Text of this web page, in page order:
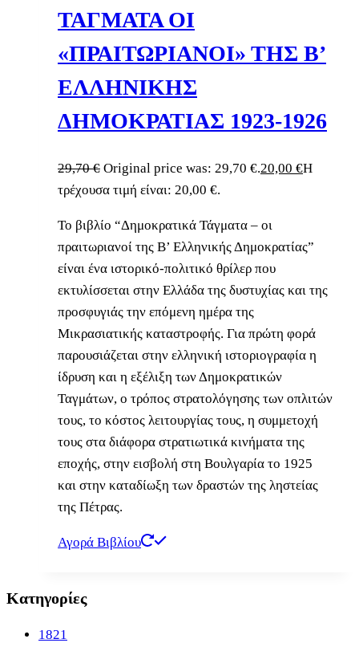
ΤΑΓΜΑΤΑ ΟΙ
«ΠΡΑΙΤΩΡΙΑΝΟΙ» ΤΗΣ Β’
ΕΛΛΗΝΙΚΗΣ
ΔΗΜΟΚΡΑΤΙΑΣ 1923-1926
29,70€ Original price was: 29,70 €.20,00 €Η
τρέχουσα τιμή είναι: 20,00 €.
Το βιβλίο “Δημοκρατικά Τάγματα – οι
πραιτωριανοί της Β’ Ελληνικής Δημοκρατίας”
είναι ένα ιστορικό-πολιτικό θρίλερ που
εκτυλίσσεται στην Ελλάδα της δυστυχίας και της
προσφυγιάς την επόμενη ημέρα της
Μικρασιατικής καταστροφής. Για πρώτη φορά
παρουσιάζεται στην ελληνική ιστοριογραφία η
ίδρυση και η εξέλιξη των Δημοκρατικών
Ταγμάτων, ο τρόπος στρατολόγησης των οπλιτών
τους, το κόστος λειτουργίας τους, η συμμετοχή
τους στα διάφορα στρατιωτικά κινήματα της
εποχής, στην εισβολή στη Βουλγαρία το 1925
και στην καταδίωξη των δραστών της ληστείας
της Πέτρας.
Αγορά Βιβλίου
Κατηγορίες
1821